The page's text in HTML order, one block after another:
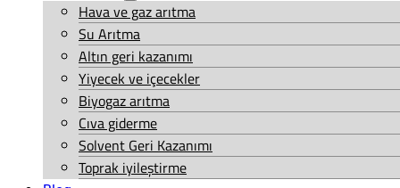
Hava ve gaz arıtma
Su Arıtma
Altın geri kazanımı
Yiyecek ve içecekler
Biyogaz arıtma
Cıva giderme
Solvent Geri Kazanımı
Toprak iyileştirme